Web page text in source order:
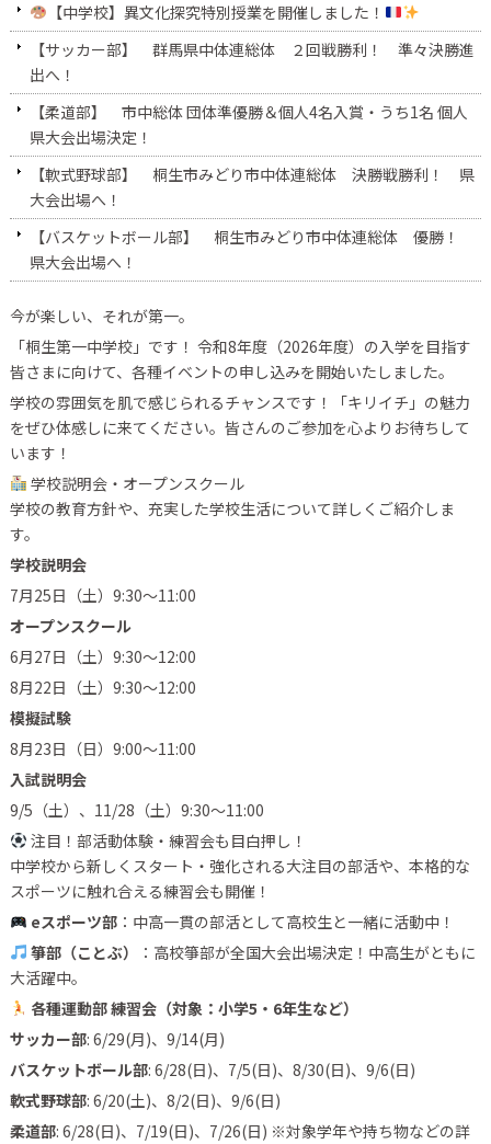
【中学校】異文化探究特別授業を開催しました！
【サッカー部】 群馬県中体連総体 ２回戦勝利！ 準々決勝進
出へ！
【柔道部】 市中総体 団体準優勝＆個人4名入賞・うち1名 個人
県大会出場決定！
【軟式野球部】 桐生市みどり市中体連総体 決勝戦勝利！ 県
大会出場へ！
【バスケットボール部】 桐生市みどり市中体連総体 優勝！
県大会出場へ！
今が楽しい、それが第一。
「桐生第一中学校」です！ 令和8年度（2026年度）の入学を目指す
皆さまに向けて、各種イベントの申し込みを開始いたしました。
学校の雰囲気を肌で感じられるチャンスです！「キリイチ」の魅力
をぜひ体感しに来てください。皆さんのご参加を心よりお待ちして
います！
学校説明会・オープンスクール
学校の教育方針や、充実した学校生活について詳しくご紹介しま
す。
学校説明会
7月25日（土）9:30〜11:00
オープンスクール
6月27日（土）9:30〜12:00
8月22日（土）9:30〜12:00
模擬試験
8月23日（日）9:00〜11:00
入試説明会
9/5（土）、11/28（土）9:30〜11:00
注目！部活動体験・練習会も目白押し！
中学校から新しくスタート・強化される大注目の部活や、本格的な
スポーツに触れ合える練習会も開催！
eスポーツ部：中高一貫の部活として高校生と一緒に活動中！
箏部（ことぶ）
：高校箏部が全国大会出場決定！中高生がともに
大活躍中。
各種運動部 練習会（対象：小学5・6年生など）
サッカー部: 6/29(月)、9/14(月)
バスケットボール部: 6/28(日)、7/5(日)、8/30(日)、9/6(日)
軟式野球部: 6/20(土)、8/2(日)、9/6(日)
柔道部: 6/28(日)、7/19(日)、7/26(日) ※対象学年や持ち物などの詳